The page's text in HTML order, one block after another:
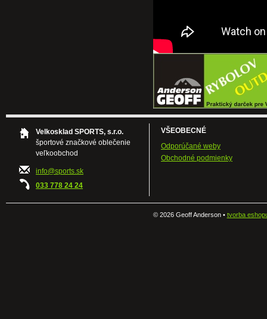
Velkosklad SPORTS, s.r.o.
športové značkové oblečenie
veľkoobchod
info@sports.sk
033 778 24 24
VŠEOBECNÉ
Odporúčané weby
Obchodné podmienky
©2026 Geoff Anderson • tvorba